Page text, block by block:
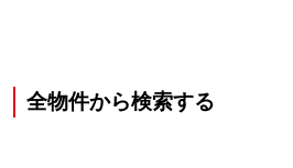
全物件から検索する